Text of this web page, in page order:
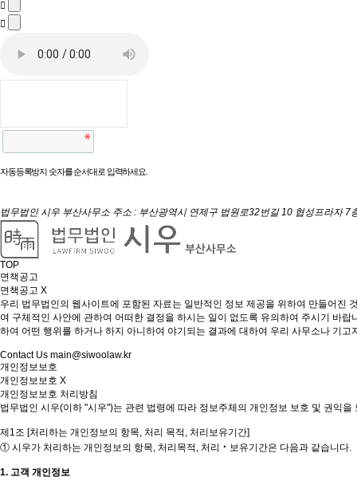
자동등록방지 숫자를 순서대로 입력하세요.
법무법인 시우 부산사무소 주소 : 부산광역시 연제구 법원로32번길 10 협성프라자 7
TOP
면책공고
면책공고 X
우리 법무법인의 웹사이트에 포함된 자료는 일반적인 정보 제공을 위하여 만들어진
여 구체적인 사안에 관하여 어떠한 결정을 하시는 일이 없도록 유의하여 주시기 바
하여 어떤 행위를 하거나 하지 아니하여 야기되는 결과에 대하여 우리 사무소나 기고
Contact Us main@siwoolaw.kr
개인정보보호
개인정보보호 X
개인정보보호 처리방침
법무법인 시우(이하 "시우")는 관련 법령에 따라 정보주체의 개인정보 보호 및 권익
제1조 [처리하는 개인정보의 항목, 처리 목적, 처리보유기간]
① 시우가 처리하는 개인정보의 항목, 처리목적, 처리‧보유기간은 다음과 같습니다.
1. 고객 개인정보